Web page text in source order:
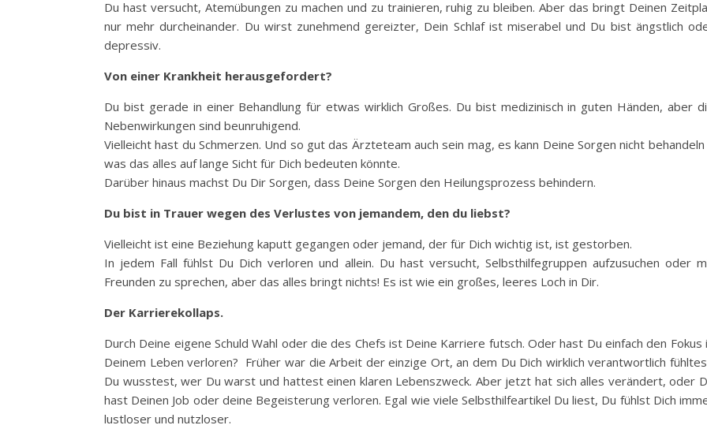
Du hast versucht, Atemübungen zu machen und zu trainieren, ruhig zu bleiben. Aber das bringt Deinen
nur mehr durcheinander. Du wirst zunehmend gereizter, Dein Schlaf ist miserabel und Du bist ängstlich
depressiv.
Von einer Krankheit herausgefordert?
Du bist gerade in einer Behandlung für etwas wirklich Großes. Du bist medizinisch in guten Händen, aber
Nebenwirkungen sind beunruhigend.
Vielleicht hast du Schmerzen. Und so gut das Ärzteteam auch sein mag, es kann Deine Sorgen nicht behandeln
was das alles auf lange Sicht für Dich bedeuten könnte.
Darüber hinaus machst Du Dir Sorgen, dass Deine Sorgen den Heilungsprozess behindern.
Du bist in Trauer wegen des Verlustes von jemandem, den du liebst?
Vielleicht ist eine Beziehung kaputt gegangen oder jemand, der für Dich wichtig ist, ist gestorben.
In jedem Fall fühlst Du Dich verloren und allein. Du hast versucht, Selbsthilfegruppen aufzusuchen oder
Freunden zu sprechen, aber das alles bringt nichts! Es ist wie ein großes, leeres Loch in Dir.
Der Karrierekollaps.
Durch Deine eigene Schuld Wahl oder die des Chefs ist Deine Karriere futsch. Oder hast Du einfach den Fokus
Deinem Leben verloren? Früher war die Arbeit der einzige Ort, an dem Du Dich wirklich verantwortlich
Du wusstest, wer Du warst und hattest einen klaren Lebenszweck. Aber jetzt hat sich alles verändert, oder
hast Deinen Job oder deine Begeisterung verloren. Egal wie viele Selbsthilfeartikel Du liest, Du fühlst Dich
lustloser und nutzloser.